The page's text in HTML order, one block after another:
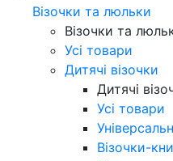
Візочки та люльки
Візочки та
Усі товари
Дитячі візочки
Дитячі
Усі товари
Візочки-